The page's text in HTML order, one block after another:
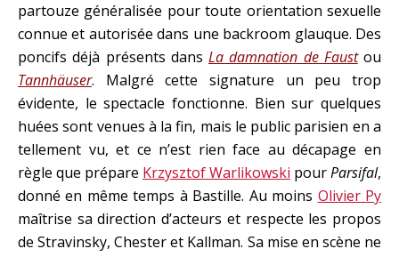
partouze généralisée pour toute orientation sexuelle
connue et autorisée dans une backroom glauque. Des
poncifs déjà présents dans La damnation de Faustou
Tannhäuser. Malgré cette signature un peu trop
évidente, le spectacle fonctionne. Bien sur quelques
huées sont venues à la fin, mais le public parisien en a
tellement vu, et ce n’est rien face au décapage en
règle que prépare Krzysztof Warlikowski pourParsifal,
donné en même temps à Bastille. Au moins Olivier Py
maîtrise sa direction d’acteurs et respecte les propos
de Stravinsky, Chester et Kallman. Sa mise en scène ne